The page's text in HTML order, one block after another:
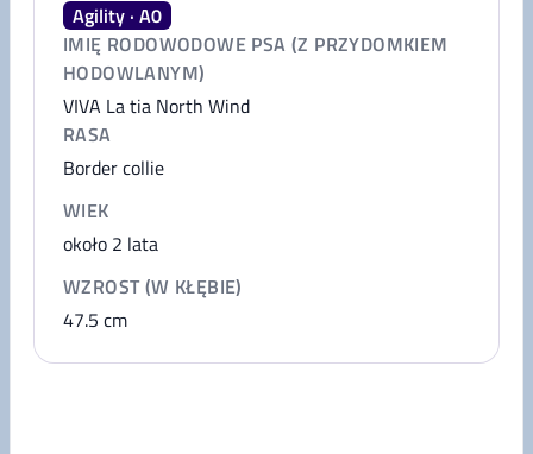
Agility · A0
IMIĘ RODOWODOWE PSA (Z PRZYDOMKIEM
HODOWLANYM)
VIVA La tia North Wind
RASA
Border collie
WIEK
około 2 lata
WZROST (W KŁĘBIE)
47.5 cm